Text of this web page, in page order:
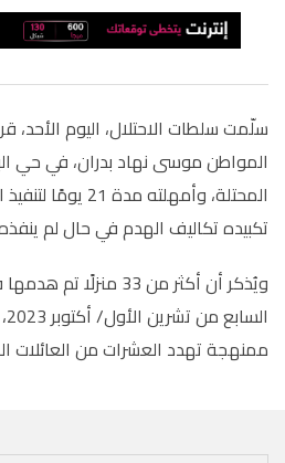
سلّمت سلطات الاحتلال، اليوم الأحد،
المواطن موسى نهاد بدران، في حي
المحتلة، وأمهلته
تكبيده تكاليف الهدم في حال لم
ويُذكر أن أكثر من 33
ممنهجة تهدد العشرات من العائلات